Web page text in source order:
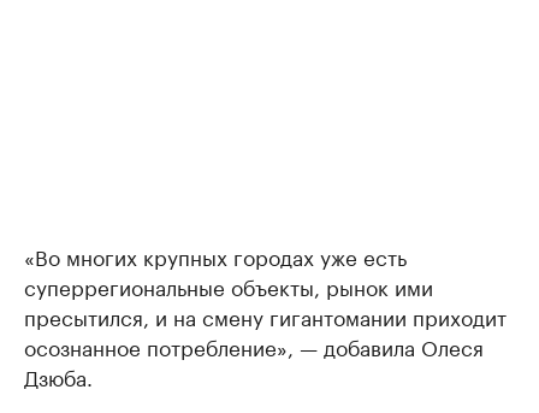
«Во многих крупных городах уже есть
суперрегиональные объекты, рынок ими
пресытился, и на смену гигантомании приходит
осознанное потребление», — добавила Олеся
Дзюба.